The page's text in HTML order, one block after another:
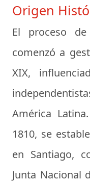
Origen
El proceso
comenzó a
XIX,
América
1810, se
en Santiago,
Junta Nacional